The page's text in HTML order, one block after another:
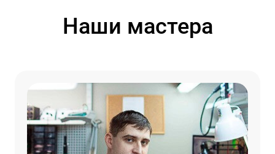
Наши мастера